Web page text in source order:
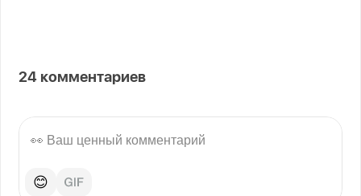
24 комментариев
😊